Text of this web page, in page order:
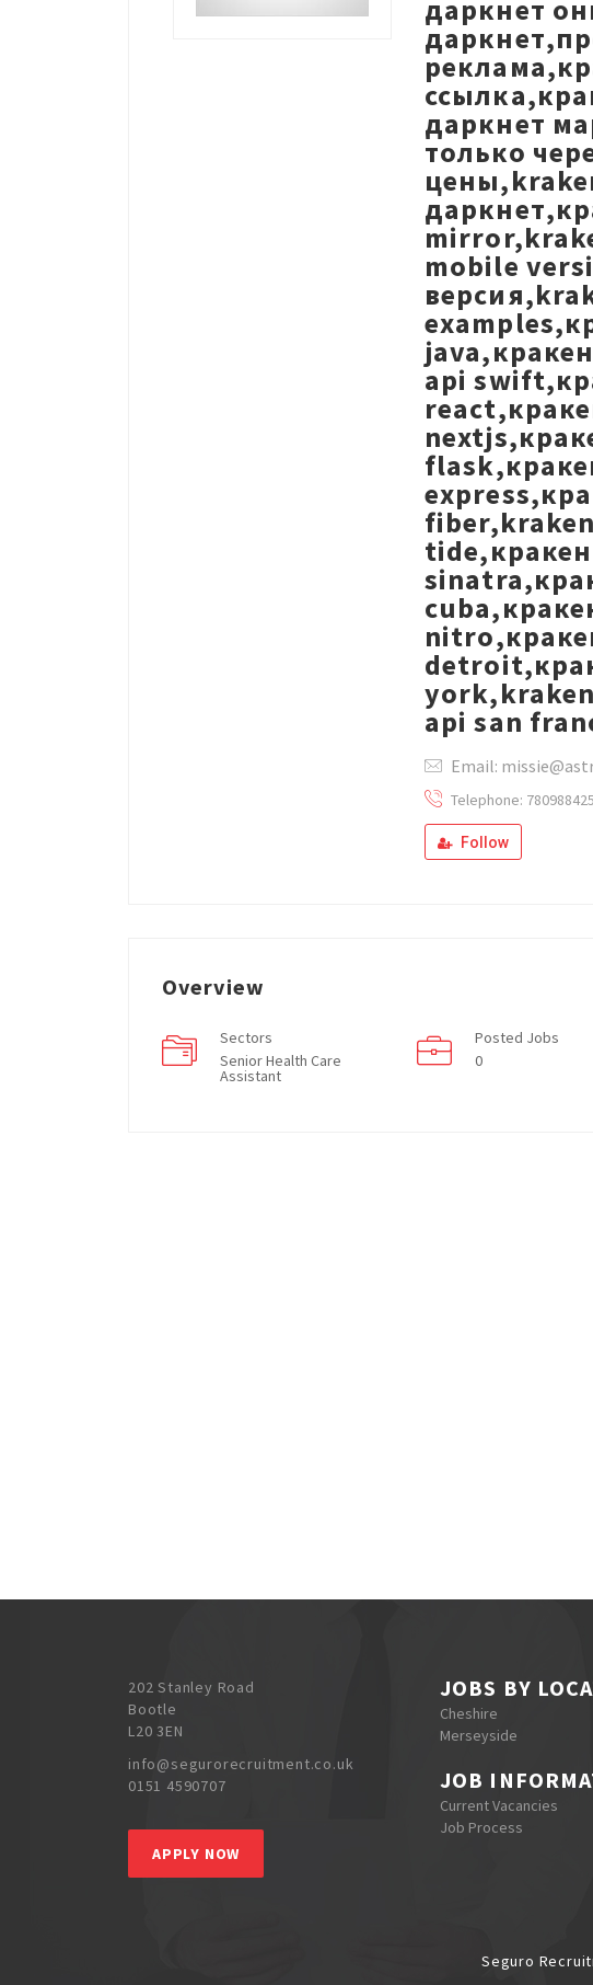
даркнет
даркнет
только
mobile
api
api san
Email:
Telephone:
Follow
Overview
Sectors
Senior Health Care
Assistant
Posted Jobs
0
202 Stanley Road
Bootle
L20 3EN
info@segurorecruitment.co.uk
0151 4590707
APPLY NOW
JOBS BY
Cheshire
Merseyside
JOB
Current Vacancies
Job Process
Seguro